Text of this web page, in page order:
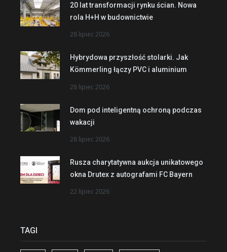
20 lat transformacji rynku ścian. Nowa
rola H+H w budownictwie
28 lipiec 2026
Hybrydowa przyszłość stolarki. Jak
Kömmerling łączy PVC i aluminium
28 lipiec 2026
Dom pod inteligentną ochroną podczas
wakacji
28 lipiec 2026
Rusza charytatywna aukcja unikatowego
okna Drutex z autografami FC Bayern
22 lipiec 2026
TAGI